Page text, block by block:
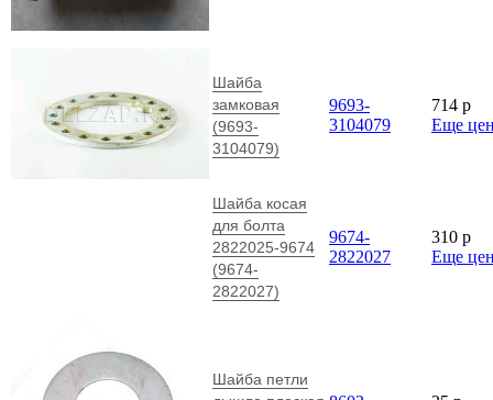
Шайба
замковая
(9693-
3104079)
9693-
3104079
714 p
Еще
Шайба косая
для болта
2822025-9674
(9674-
2822027)
9674-
2822027
310 p
Еще
Шайба петли